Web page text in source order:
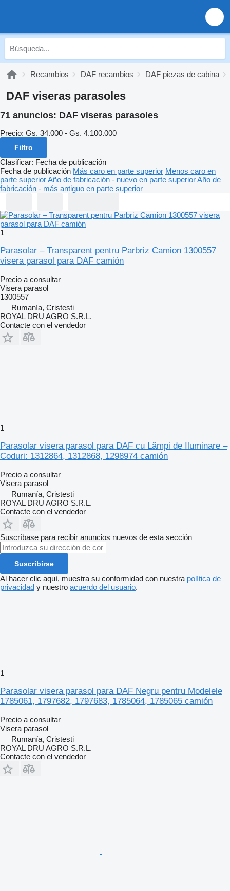
Recambios DAF recambios DAF piezas de cabina
DAF viseras parasoles
71 anuncios: DAF viseras parasoles
Precio: Gs. 34.000 - Gs. 4.100.000
Filtro
Clasificar: Fecha de publicación
Fecha de publicación Más caro en parte superior Menos caro en
parte superiorAño de fabricación - nuevo en parte superiorAño de
fabricación - más antiguo en parte superior
1
Parasolar – Transparent pentru Parbriz Camion 1300557
visera parasol para DAF camión
Precio a consultar
Visera parasol
1300557
Rumanía, Cristesti
ROYAL DRU AGRO S.R.L.
Contacte con el vendedor
1
Parasolar visera parasol para DAF cu Lămpi de Iluminare –
Coduri: 1312864, 1312868, 1298974 camión
Precio a consultar
Visera parasol
Rumanía, Cristesti
ROYAL DRU AGRO S.R.L.
Contacte con el vendedor
Suscríbase para recibir anuncios nuevos de esta sección
Suscribirse
Al hacer clic aquí, muestra su conformidad con nuestra política de
privacidad y nuestro acuerdo del usuario.
1
Parasolar visera parasol para DAF Negru pentru Modelele
1785061, 1797682, 1797683, 1785064, 1785065 camión
Precio a consultar
Visera parasol
Rumanía, Cristesti
ROYAL DRU AGRO S.R.L.
Contacte con el vendedor